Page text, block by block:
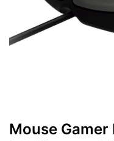
Mouse